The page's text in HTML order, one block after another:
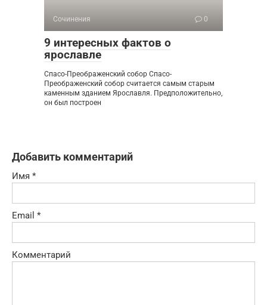
Сочинения 0
9 интересных фактов о
ярославле
Спасо-Преображенский собор Спасо-
Преображенский собор считается самым старым
каменным зданием Ярославля. Предположительно,
он был построен
Добавить комментарий
Имя *
Email *
Комментарий